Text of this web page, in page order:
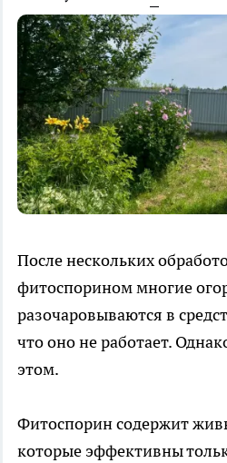
После нескольких
фитоспорином многие
разочаровываются в
что оно не работает.
этом.
Фитоспорин содержит
которые эффективны